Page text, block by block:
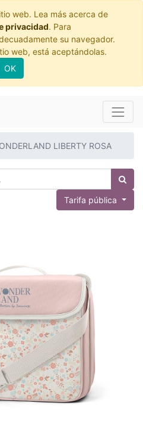
web. Lea más acerca de
privacidad. Para
su navegador.
web, está aceptándolas.
OK
LIBERTY ROSA
Tarifa pública